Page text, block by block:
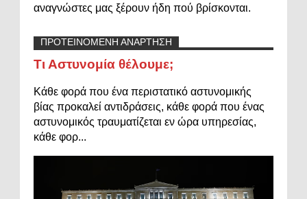
αναγνώστες μας ξέρουν ήδη πού βρίσκονται.
ΠΡΟΤΕΙΝΟΜΕΝΗ ΑΝΑΡΤΗΣΗ
Τι Αστυνομία θέλουμε;
Κάθε φορά που ένα περιστατικό αστυνομικής
βίας προκαλεί αντιδράσεις, κάθε φορά που ένας
αστυνομικός τραυματίζεται εν ώρα υπηρεσίας,
κάθε φορ...